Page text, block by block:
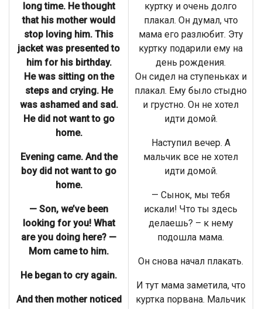
long time. He thought
that his mother would
stop loving him. This
jacket was presented to
him for his birthday.
He was sitting on the
steps and crying. He
was ashamed and sad.
He did not want to go
home.
Evening came. And the
boy did not want to go
home.
— Son, we’ve been
looking for you! What
are you doing here? —
Mom came to him.
He began to cry again.
And then mother noticed
куртку и очень долго
плакал. Он думал, что
мама его разлюбит. Эту
куртку подарили ему на
день рождения.
Он сидел на ступеньках и
плакал. Ему было стыдно
и грустно. Он не хотел
идти домой.
Наступил вечер. А
мальчик все не хотел
идти домой.
— Сынок, мы тебя
искали! Что ты здесь
делаешь? – к нему
подошла мама.
Он снова начал плакать.
И тут мама заметила, что
куртка порвана. Мальчик